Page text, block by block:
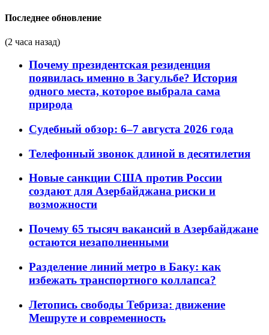
Последнее обновление
(2 часа назад)
Почему президентская резиденция
появилась именно в Загульбе? История
одного места, которое выбрала сама
природа
Судебный обзор: 6–7 августа 2026 года
Телефонный звонок длиной в десятилетия
Новые санкции США против России
создают для Азербайджана риски и
возможности
Почему 65 тысяч вакансий в Азербайджане
остаются незаполненными
Разделение линий метро в Баку: как
избежать транспортного коллапса?
Летопись свободы Тебриза: движение
Мешруте и современность